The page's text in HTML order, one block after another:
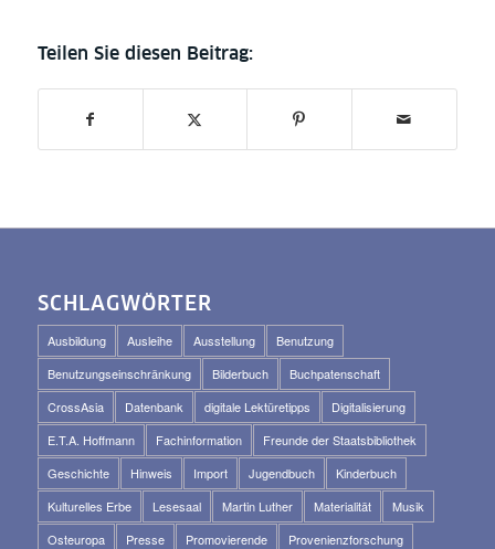
SCHLAGWÖRTER
Ausbildung Ausleihe Ausstellung
Benutzung
Benutzungseinschränkung
Bilderbuch
Buchpatenschaft
CrossAsia
Datenbank digitale Lektüretipps
Digitalisierung
E.T.A. Hoffmann
Fachinformation
Freunde der Staatsbibliothek
Geschichte
Hinweis Import Jugendbuch
Kinderbuch
Kulturelles Erbe
Lesesaal Martin Luther Materialität
Musik
Osteuropa
Presse Promovierende
Provenienzforschung